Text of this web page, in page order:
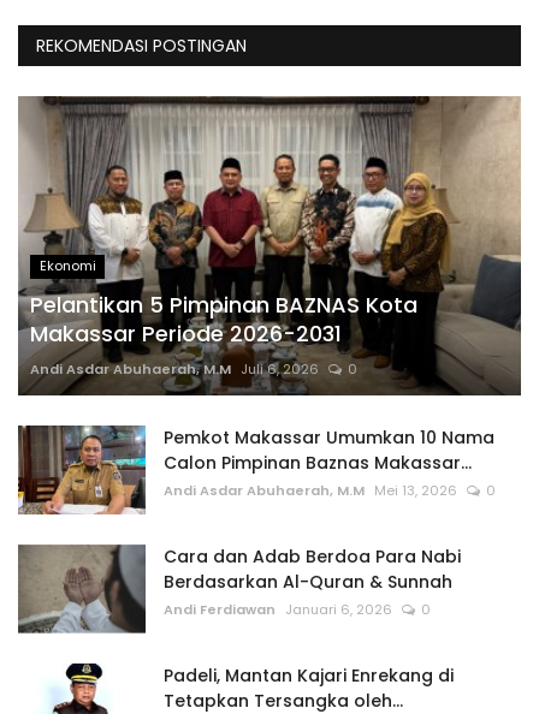
REKOMENDASI POSTINGAN
Ekonomi
Pelantikan 5 Pimpinan BAZNAS Kota
Makassar Periode 2026-2031
Andi Asdar Abuhaerah, M.M Juli 6, 2026 0
Pemkot Makassar Umumkan 10 Nama
Calon Pimpinan Baznas Makassar...
Andi Asdar Abuhaerah, M.M Mei 13, 2026 0
Cara dan Adab Berdoa Para Nabi
Berdasarkan Al-Quran & Sunnah
Andi Ferdiawan Januari 6, 2026 0
Padeli, Mantan Kajari Enrekang di
Tetapkan Tersangka oleh...